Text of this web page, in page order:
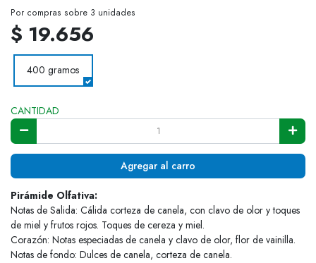
Por compras sobre 3 unidades
$ 19.656
400 gramos
CANTIDAD
Agregar al carro
Pirámide Olfativa:
Notas de Salida: Cálida corteza de canela, con clavo de olor y toques
de miel y frutos rojos. Toques de cereza y miel.
Corazón: Notas especiadas de canela y clavo de olor, flor de vainilla.
Notas de fondo: Dulces de canela, corteza de canela.